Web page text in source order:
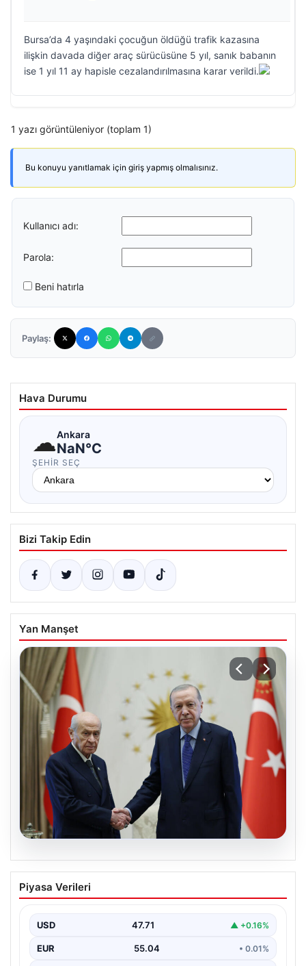
Bursa’da 4 yaşındaki çocuğun öldüğü trafik kazasına
ilişkin davada diğer araç sürücüsüne 5 yıl, sanık babanın
ise 1 yıl 11 ay hapisle cezalandırılmasına karar verildi.
1 yazı görüntüleniyor (toplam 1)
Bu konuyu yanıtlamak için giriş yapmış olmalısınız.
Kullanıcı adı:
Parola:
Beni hatırla
Paylaş:
Hava Durumu
☁Ankara
NaN°C
ŞEHIR SEÇ
Bizi Takip Edin
Yan Manşet
06.08.2026
Cumhurbaşkanı Erdoğan, Devlet
Bahçeli ile görüştü
Piyasa Verileri
USD 47.71 ▲ +0.16%
EUR 55.04 • 0.01%